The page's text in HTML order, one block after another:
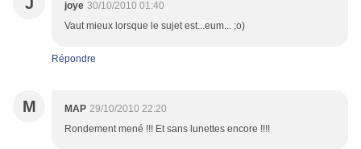
joye 30/10/2010 01:40
Vaut mieux lorsque le sujet est...eum... ;o)
Répondre
M MAP 29/10/2010 22:20
Rondement mené !!! Et sans lunettes encore !!!!